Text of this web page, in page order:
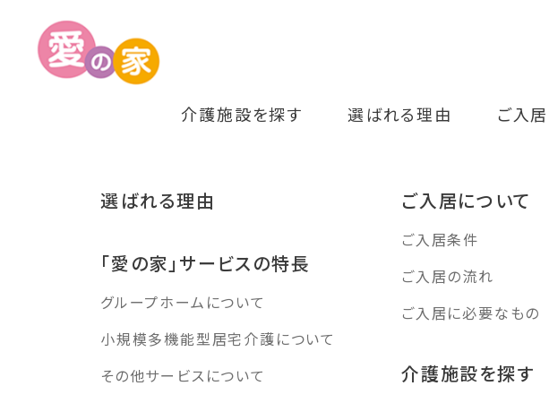
介護施設を探す 選ばれる理由 ご入
選ばれる理由
「愛の家」サービスの特長
グループホームについて
小規模多機能型居宅介護について
その他サービスについて
ご入居について
ご入居条件
ご入居の流れ
ご入居に必要なもの
介護施設を探す